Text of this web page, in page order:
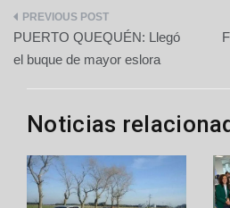
Navegación
de
entradas
PUERTO QUEQUÉN: Llegó
el buque de mayor eslora
Noticias